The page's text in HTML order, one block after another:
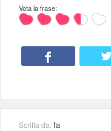
Vota la frase:
Scritta da:fa